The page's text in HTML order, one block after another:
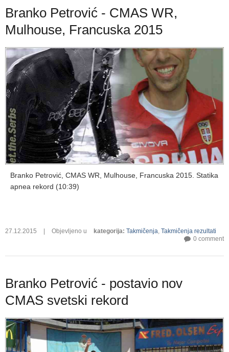
Branko Petrović - CMAS WR,
Mulhouse, Francuska 2015
Branko Petrović, CMAS WR, Mulhouse, Francuska 2015. Statika
apnea rekord (10:39)
27.12.2015 Objevljeno u kategorija: Takmičenja, Takmičenja rezultati
0 comment
Branko Petrović - postavio nov
CMAS svetski rekord